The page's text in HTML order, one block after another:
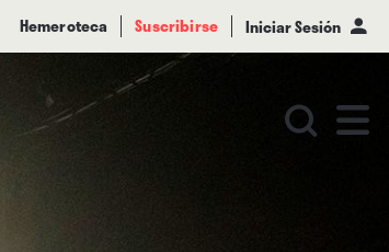
Hemeroteca Suscribirse Iniciar Sesión